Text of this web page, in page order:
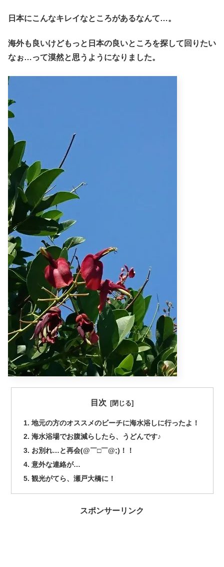
日本にこんなキレイなところがあるなんて…。
海外も良いけどもっと日本の良いところを探して回りたい
なぉ…って漠然と思うようになりました。
目次
地元の方のオススメのビーチに海水浴しに行ったよ！
海水浴場でお腹減らしたら、うどんです♪
お別れ…と再会(@￣□￣@;)！！
意外な連絡が…
観光がてら、瀬戸大橋に！
スポンサーリンク